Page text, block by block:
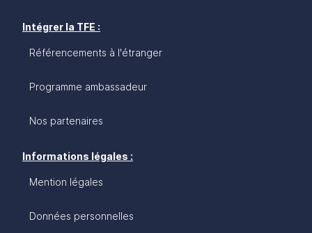
Intégrer la TFE :
Référencements à l'étranger
Programme ambassadeur
Nos partenaires
Informations légales :
Mention légales
Données personnelles